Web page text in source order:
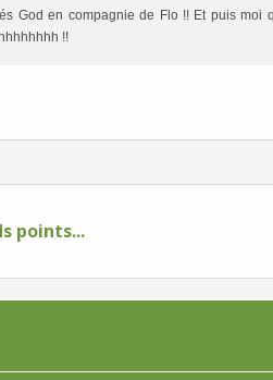
God en compagnie de Flo !! Et puis
!!
points...